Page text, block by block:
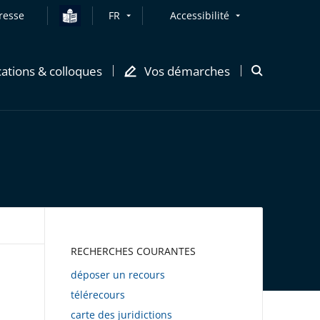
FR Accessibilité
& colloques Vos démarches
Ouvrir
RECHERCHES COURANTES
déposer un recours
télérecours
carte des juridictions